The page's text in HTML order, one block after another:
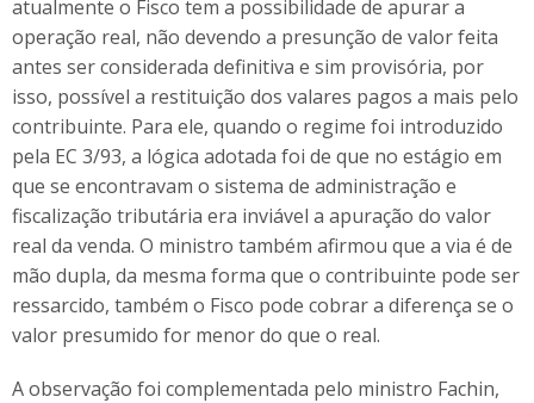
atualmente o Fisco tem a possibilidade de apurar a
operação real, não devendo a presunção de valor feita
antes ser considerada definitiva e sim provisória, por
isso, possível a restituição dos valares pagos a mais pelo
contribuinte. Para ele, quando o regime foi introduzido
pela EC 3/93, a lógica adotada foi de que no estágio em
que se encontravam o sistema de administração e
fiscalização tributária era inviável a apuração do valor
real da venda. O ministro também afirmou que a via é de
mão dupla, da mesma forma que o contribuinte pode ser
ressarcido, também o Fisco pode cobrar a diferença se o
valor presumido for menor do que o real.
A observação foi complementada pelo ministro Fachin,